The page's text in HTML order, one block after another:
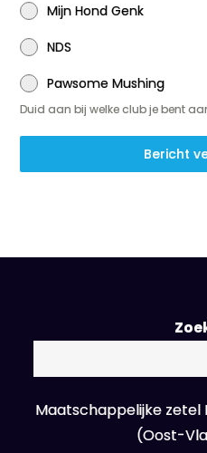
Mijn Hond Genk
NDS
Pawsome Mushing
Duid aan bij welke club je bent
Bericht
Maatschappelijke zetel
(Oost-